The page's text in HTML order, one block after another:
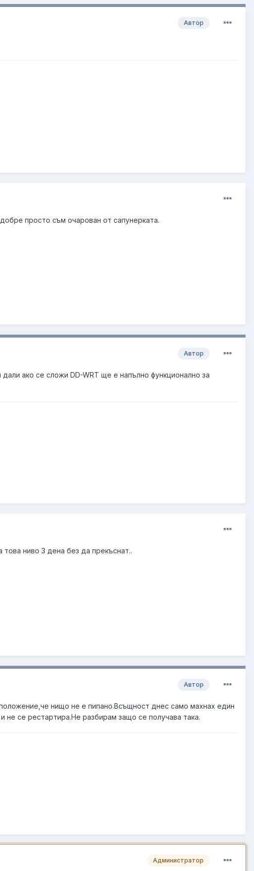
Автор
просто съм очарован от сапунерката.
Автор
ако се сложи DD-WRT ще е напълно функционално за
ниво 3 дена без да прекъснат..
Автор
нищо не е пипано.Всъщност днес само махнах един
не се рестартира.Не разбирам защо се получава така.
Администратор